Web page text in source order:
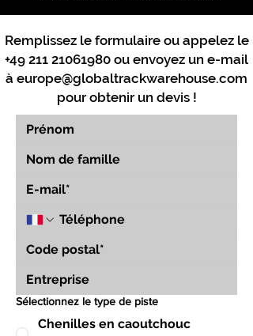
Remplissez le formulaire ou appelez le
+49 211 21061980 ou envoyez un e-mail
à europe@globaltrackwarehouse.com
pour obtenir un devis !
Sélectionnez le type de piste
Chenilles en caoutchouc